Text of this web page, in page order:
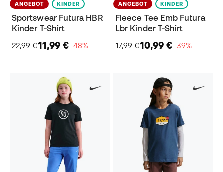
ANGEBOT KINDER
Sportswear Futura HBR
Kinder T-Shirt
22,99 €11,99 €−48%
ANGEBOT KINDER
Fleece Tee Emb Futura
Lbr Kinder T-Shirt
17,99 €10,99 €−39%